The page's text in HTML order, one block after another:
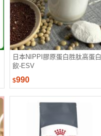
日本NIPPI膠原蛋白胜肽高蛋白
飲-ESV
$990